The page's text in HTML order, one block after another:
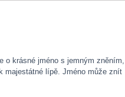
krásné jméno s jemným zněním,
majestátné lípě. Jméno může znít